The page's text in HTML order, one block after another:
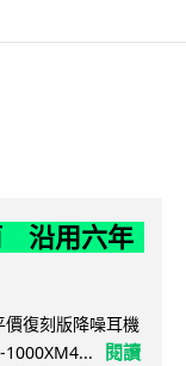
沿用六年
復刻版降噪耳機
1000XM4...
閱讀